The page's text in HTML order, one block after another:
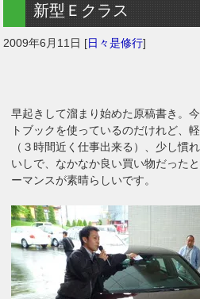
新型Ｅクラス
2009年6月11日 [日々是修行]
早起きして溜まり始めた原稿書き。
トブックを使っているのだけれど、
（３時間近く仕事出来る）、少し慣
いしで、なかなか良い買い物だった
ーマンスが素晴らしいです。